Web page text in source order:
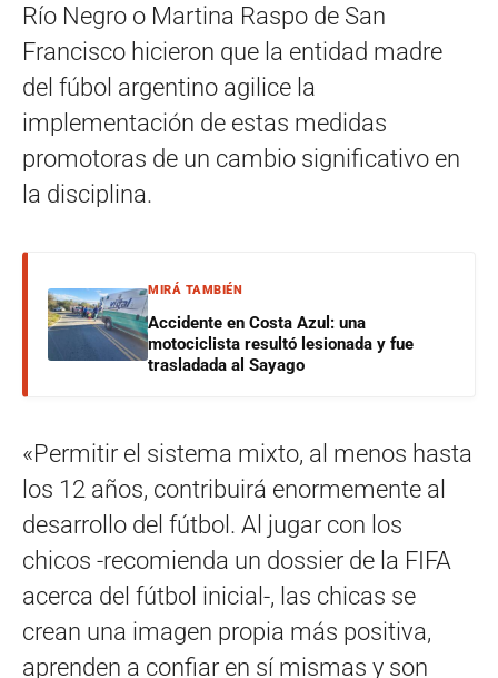
Río Negro o Martina Raspo de San
Francisco hicieron que la entidad madre
del fúbol argentino agilice la
implementación de estas medidas
promotoras de un cambio significativo en
la disciplina.
MIRÁ TAMBIÉN
Accidente en Costa Azul: una
motociclista resultó lesionada y fue
trasladada al Sayago
«Permitir el sistema mixto, al menos hasta
los 12 años, contribuirá enormemente al
desarrollo del fútbol. Al jugar con los
chicos -recomienda un dossier de la FIFA
acerca del fútbol inicial-, las chicas se
crean una imagen propia más positiva,
aprenden a confiar en sí mismas y son